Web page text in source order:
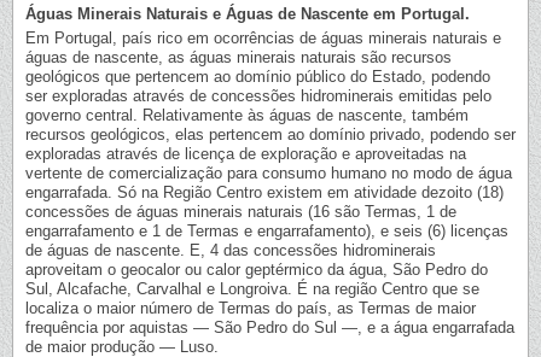
Águas Minerais Naturais e Águas de Nascente em Portugal.
Em Portugal, país rico em ocorrências de águas minerais naturais e
águas de nascente, as águas minerais naturais são recursos
geológicos que pertencem ao domínio público do Estado, podendo
ser exploradas através de concessões hidrominerais emitidas pelo
governo central. Relativamente às águas de nascente, também
recursos geológicos, elas pertencem ao domínio privado, podendo ser
exploradas através de licença de exploração e aproveitadas na
vertente de comercialização para consumo humano no modo de água
engarrafada. Só na Região Centro existem em atividade dezoito (18)
concessões de águas minerais naturais (16 são Termas, 1 de
engarrafamento e 1 de Termas e engarrafamento), e seis (6) licenças
de águas de nascente. E, 4 das concessões hidrominerais
aproveitam o geocalor ou calor geptérmico da água, São Pedro do
Sul, Alcafache, Carvalhal e Longroiva. É na região Centro que se
localiza o maior número de Termas do país, as Termas de maior
frequência por aquistas — São Pedro do Sul —, e a água engarrafada
de maior produção — Luso.